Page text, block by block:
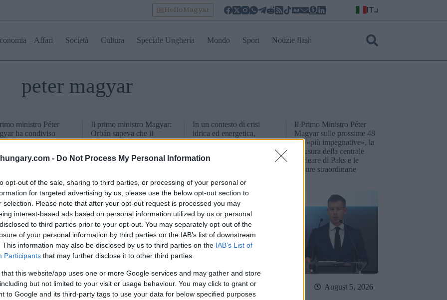
- Do Not Process My Personal Information
opt-out of the sale, sharing to third parties, or processing of your personal or
for targeted advertising by us, please use the below opt-out section to
selection. Please note that after your opt-out request is processed you may
interest-based ads based on personal information utilized by us or personal
to third parties prior to your opt-out. You may separately opt-out of the
of your personal information by third parties on the IAB’s list of downstream
This information may also be disclosed by us to third parties on the IAB’s List of
Participants that may further disclose it to other third parties.
that this website/app uses one or more Google services and may gather and store
but not limited to your visit or usage behaviour. You may click to grant or
to Google and its third-party tags to use your data for below specified purposes
HelloMagyar IT
– Affari Società Cultura Speciale Ungheria Mondo Sport Notizie flash
peter magyar
ministro Péter
ha condiviso
notizie riguardo
mentre sono
di caldo
August 7, 2026
Il primo ministro Magyar:
Orbán sapeva che il
sistema energetico
collasso, ma non è
August 7, 2026
In un contesto di crisi
idrica ed energetica,
l’Ungheria eleggerà un
pochi giorni – Il partito
Magyar deciderà questa
settimana
August 6, 2026
Il Primo Ministro Péter
Magyar sulle prossime 48
ore «più impegnative», la
chiusura della centrale
nucleare di Paks e le
misure straordinarie
August 5, 2026